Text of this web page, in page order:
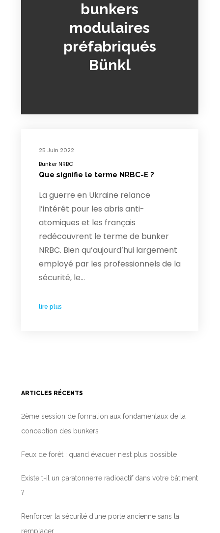
bunkers
modulaires
préfabriqués
Bünkl
25 Juin 2022
Bunker NRBC
Que signifie le terme NRBC-E ?
La guerre en Ukraine relance
l’intérêt pour les abris anti-
atomiques et les français
redécouvrent le terme de bunker
NRBC. Bien qu’aujourd’hui largement
employé par les professionnels de la
sécurité, le…
lire plus
ARTICLES RÉCENTS
2ème session de formation aux fondamentaux de la
conception des bunkers
Feux de forêt : quand évacuer n’est plus possible
Existe t-il un paratonnerre radioactif dans votre bâtiment
?
Renforcer la sécurité d’une porte ancienne sans la
remplacer